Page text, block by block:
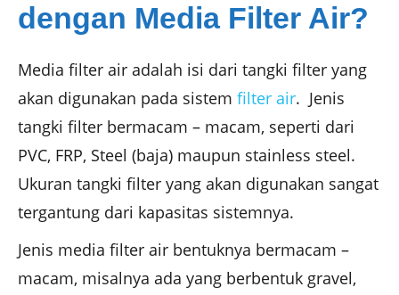
dengan Media Filter Air?
Media filter air adalah isi dari tangki filter yang
akan digunakan pada sistem filter air. Jenis
tangki filter bermacam – macam, seperti dari
PVC, FRP, Steel (baja) maupun stainless steel.
Ukuran tangki filter yang akan digunakan sangat
tergantung dari kapasitas sistemnya.
Jenis media filter air bentuknya bermacam –
macam, misalnya ada yang berbentuk gravel,